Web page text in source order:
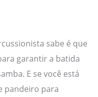
sabe é que
garantir a batida
E se você está
pandeiro para